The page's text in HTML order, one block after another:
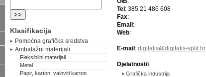
Klasifikacija
Pomoćna grafička sredstva
Ambalažni materijali
Fleksibilni materijali
Metal
Papir, karton, valoviti karton
Tel : 385 21 486 608
Fax:
Email :
Web:
E-mail : digitalis@digitalis-split.hr
Djelatnost/i:
Grafička industrija